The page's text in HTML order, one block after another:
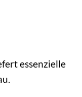
essenzielle